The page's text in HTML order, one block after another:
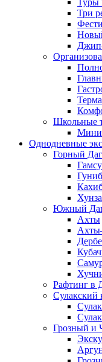
Туры
Три
Школьные
Однодневные
Горный
Южный
Ахты
Рафтинг в
Сулакский
Грозный и